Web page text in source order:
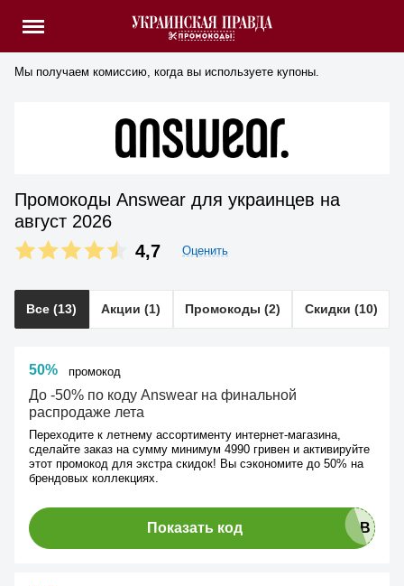
Мы получаем комиссию, когда вы используете купоны.
Промокоды Answear для украинцев на
август 2026
4,7
Оценить
Все (13) Акции (1) Промокоды (2) Скидки (10)
50% промокод
До -50% по коду Answear на финальной
распродаже лета
Переходите к летнему ассортименту интернет-магазина,
сделайте заказ на сумму минимум 4990 гривен и активируйте
этот промокод для экстра скидок! Вы сэкономите до 50% на
брендовых коллекциях.
Показать код